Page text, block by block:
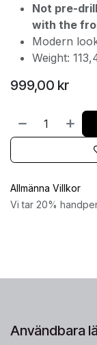
Not pre-
with the
Modern
Weight:
999,00 kr
Allmänna Villkor
Vi tar 20%
Användbara